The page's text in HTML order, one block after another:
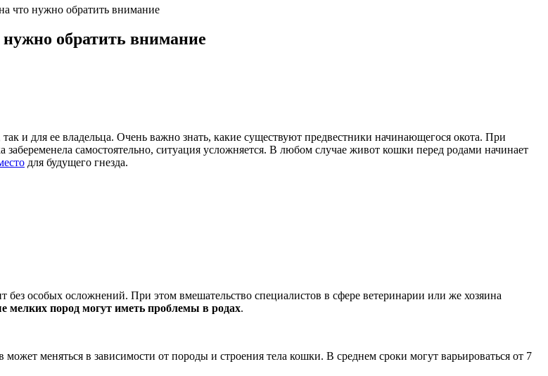
что нужно обратить внимание
обратить внимание
и для ее владельца. Очень важно знать, какие существуют предвестники начинающегося окота. При
самостоятельно, ситуация усложняется. В любом случае живот кошки перед родами начинает
для будущего гнезда.
особых осложнений. При этом вмешательство специалистов в сфере ветеринарии или же хозяина
пород могут иметь проблемы в родах.
меняться в зависимости от породы и строения тела кошки. В среднем сроки могут варьироваться от 7